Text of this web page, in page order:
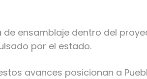
ensamblaje dentro del
por el estado.
avances posicionan a